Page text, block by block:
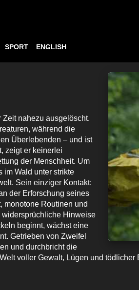
SPORT ENGLISH
nahezu ausgelöscht.
während die
Überlebenden – und ist
zeigt er keinerlei
der Menschheit. Um
im Wald unter strikte
Sein einziger Kontakt:
der Erforschung seines
monotone Routinen und
widersprüchliche Hinweise
beginnt, wächst eine
Getrieben von Zweifel
und durchbricht die
voller Gewalt, Lügen und